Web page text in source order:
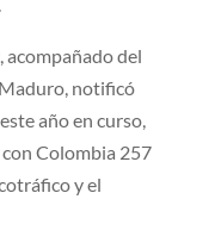
acompañado del
notificó
año en curso,
Colombia 257
y el